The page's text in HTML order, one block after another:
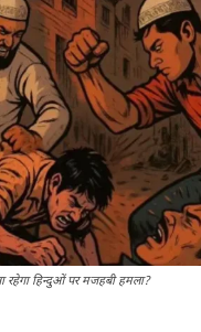
हिन्दुओं पर मजहबी हमला?